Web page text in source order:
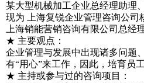
某大型机械加工企业总经理助理
现为 上海复锐企业管理咨询公司
上海销能营销咨询有限公司总经
★ 主要观点：
企业管理与发展中出现诸多问题
有“用心”来工作，因此，培育员
★ 主持或参与过的咨询项目：